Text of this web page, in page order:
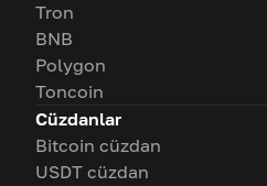
Tron
BNB
Polygon
Toncoin
Cüzdanlar
Bitcoin cüzdan
USDT cüzdan